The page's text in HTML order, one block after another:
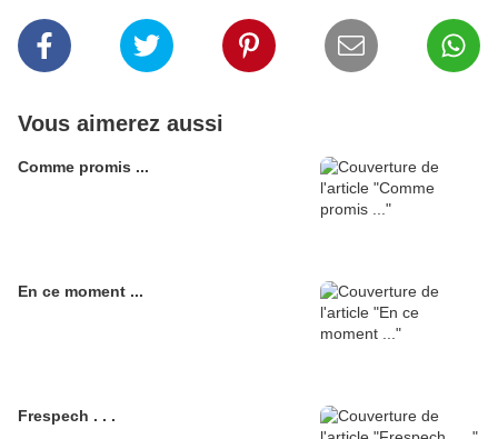
Vous aimerez aussi
Comme promis ...
En ce moment ...
Frespech . . .